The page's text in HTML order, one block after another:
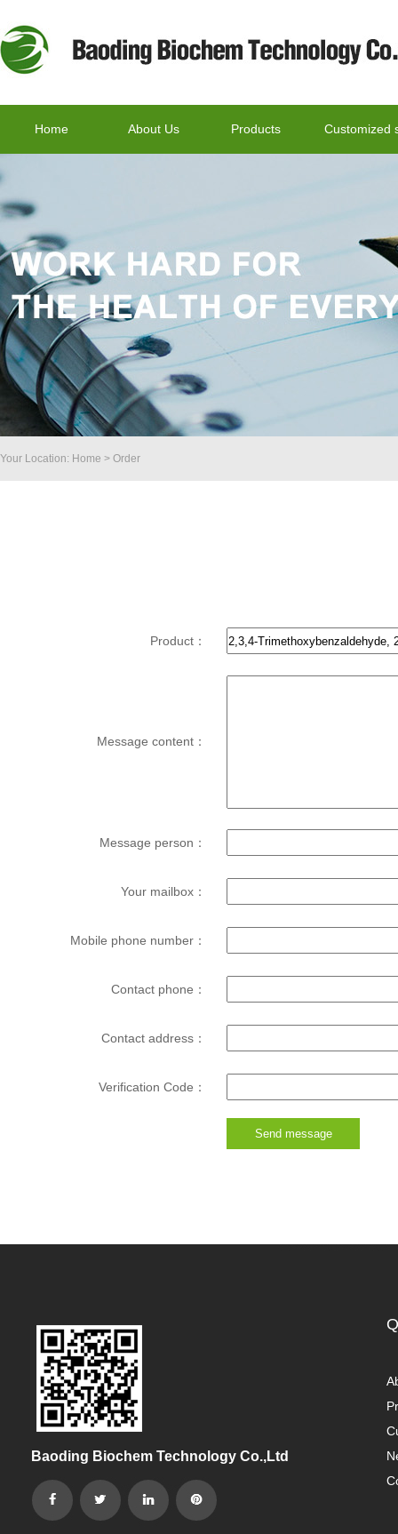
Home About Us Products Customized
Your Location: Home > Order
Product：
Message content：
Message person：
Your mailbox：
Mobile phone number：
Contact phone：
Contact address：
Verification Code：
Baoding Biochem Technology Co.,Ltd